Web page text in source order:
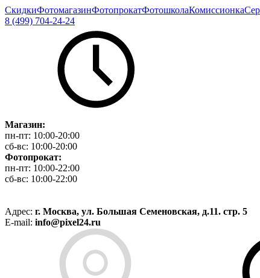
СкидкиФотомагазинФотопрокатФотошколаКомиссионка
8 (499) 704-24-24
Магазин:
пн-пт: 10:00-20:00
сб-вс: 10:00-20:00
Фотопрокат:
пн-пт: 10:00-22:00
сб-вс: 10:00-22:00
Адрес: г. Москва, ул. Большая Семеновская, д.11. стр. 5
E-mail: info@pixel24.ru